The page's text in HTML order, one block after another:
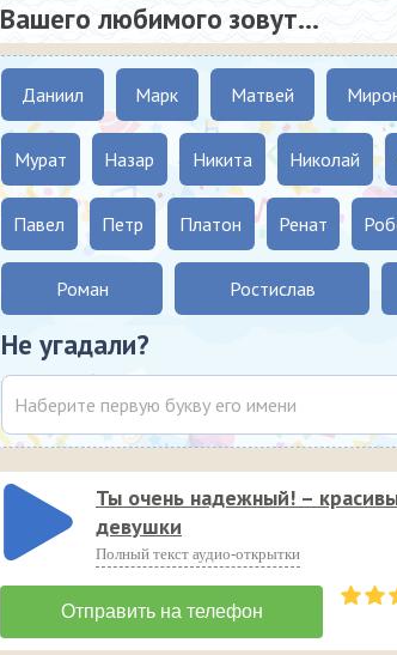
Вашего любимого зовут...
Даниил Марк Матвей
Мурат Назар Никита Николай
Павел Петр Платон Ренат
Роман Ростислав
Не угадали?
Ты очень надежный! –
девушки
Полный текст аудио-открытки